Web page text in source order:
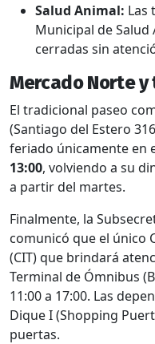
Salud Animal: Las
Municipal de Salud
cerradas sin
Mercado Norte
El tradicional paseo
(Santiago del Estero
feriado únicamente en
13:00, volviendo a su
a partir del martes.
Finalmente, la
comunicó que el único
(CIT) que brindará
Terminal de Ómnibus
11:00 a 17:00. Las
Dique I (Shopping
puertas.